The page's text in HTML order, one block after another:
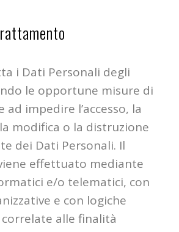
i Dati Personali degli
le opportune misure di
ad impedire l’accesso, la
modifica o la distruzione
dei Dati Personali. Il
effettuato mediante
e/o telematici, con
e con logiche
alle finalità